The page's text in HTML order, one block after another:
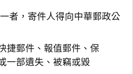
者，寄件人得向中華郵政公
捷郵件、報值郵件、保
一部遺失、被竊或毀